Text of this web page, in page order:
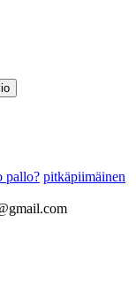
pallo? pitkäpiimäinen